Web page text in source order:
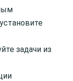
задачи из